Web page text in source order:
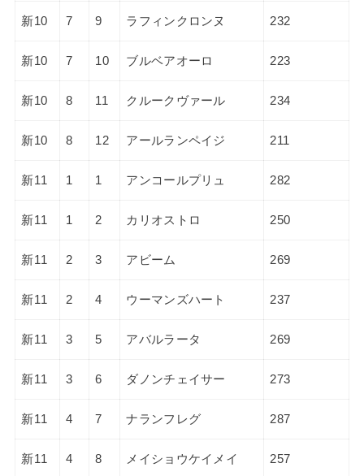
新10 7 9 ラフィンクロンヌ 232
新10 7 10 ブルベアオーロ 223
新10 8 11 クルークヴァール 234
新10 8 12 アールランペイジ 211
新11 1 1 アンコールプリュ 282
新11 1 2 カリオストロ 250
新11 2 3 アビーム 269
新11 2 4 ウーマンズハート 237
新11 3 5 アバルラータ 269
新11 3 6 ダノンチェイサー 273
新11 4 7 ナランフレグ 287
新11 4 8 メイショウケイメイ 257